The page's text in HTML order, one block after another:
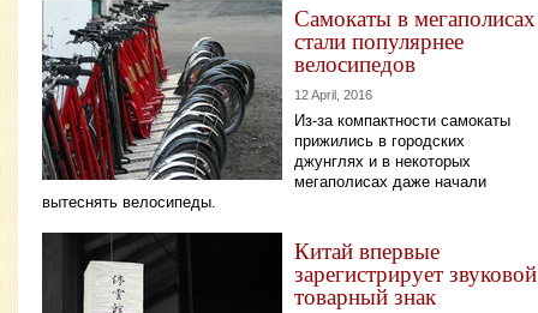
Самокаты в мегаполисах
стали популярнее
велосипедов
12 April, 2016
Из-за компактности самокаты
прижились в городских
джунглях и в некоторых
мегаполисах даже начали
вытеснять велосипеды.
Китай впервые
зарегистрирует звуковой
товарный знак